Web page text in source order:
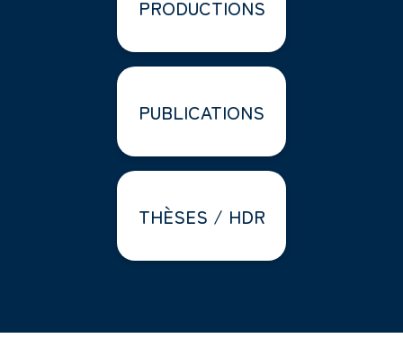
PRODUCTIONS
PUBLICATIONS
THÈSES / HDR